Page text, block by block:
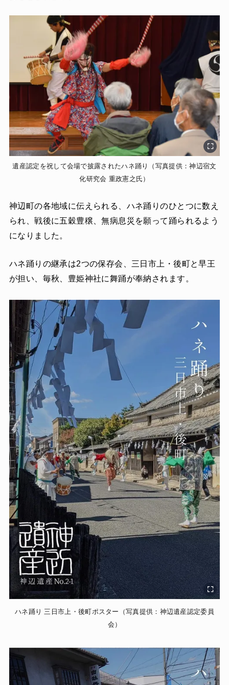
遺産認定を祝して会場で披露されたハネ踊り（写真提供：神辺宿文
化研究会 重政憲之氏）
神辺町の各地域に伝えられる、ハネ踊りのひとつに数え
られ、戦後に五穀豊穣、無病息災を願って踊られるよう
になりました。
ハネ踊りの継承は2つの保存会、三日市上・後町と早王
が担い、毎秋、豊姫神社に舞踊が奉納されます。
ハネ踊り 三日市上・後町ポスター（写真提供：神辺遺産認定委員
会）